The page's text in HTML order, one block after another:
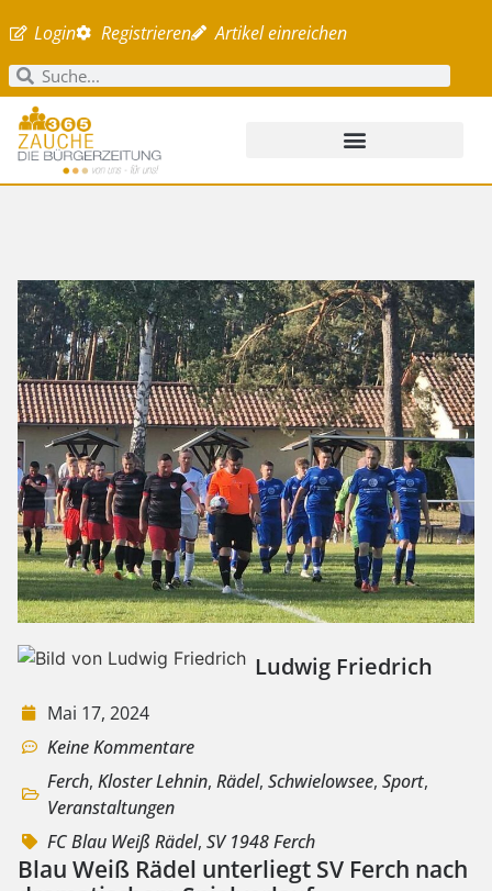
Login Registrieren Artikel einreichen
Ludwig Friedrich
Mai 17, 2024
Keine Kommentare
Ferch, Kloster Lehnin, Rädel, Schwielowsee, Sport,
Veranstaltungen
FC Blau Weiß Rädel, SV 1948 Ferch
Blau Weiß Rädel unterliegt SV Ferch nach